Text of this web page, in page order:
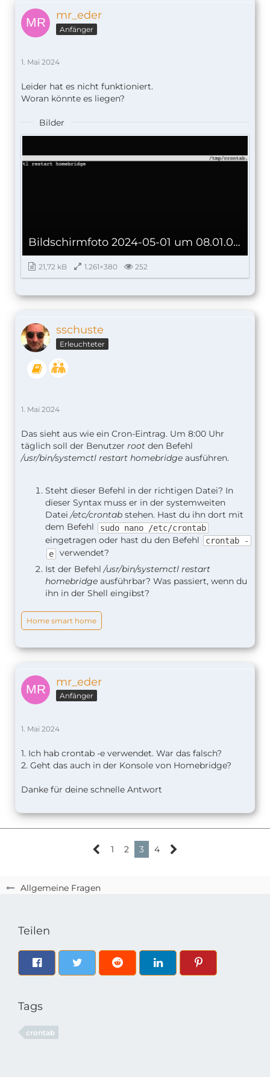
Allgemeine Fragen
mr_eder
Anfänger
1. Mai 2024
Leider hat es nicht funktioniert.
Woran könnte es liegen?
Bilder
Bildschirmfoto 2024-05-01 um 08.01.09.png
21,72 kB 1.261×380 252
sschuste
Erleuchteter
1. Mai 2024
Das sieht aus wie ein Cron-Eintrag. Um 8:00 Uhr
täglich soll der Benutzer root den Befehl
/usr/bin/systemctl restart homebridge ausführen.
Steht dieser Befehl in der richtigen Datei? In
dieser Syntax muss er in der systemweiten
Datei/etc/crontab stehen. Hast du ihn dort mit
dem Befehl
sudo nano /etc/crontab
eingetragen oder hast du den Befehl
crontab -
e
verwendet?
Ist der Befehl /usr/bin/systemctl restart
homebridge ausführbar? Was passiert, wenn du
ihn in der Shell eingibst?
Home smart home
mr_eder
Anfänger
1. Mai 2024
1. Ich hab crontab -e verwendet. War das falsch?
2. Geht das auch in der Konsole von Homebridge?
Danke für deine schnelle Antwort
1 2 3 4
Teilen
Tags
crontab